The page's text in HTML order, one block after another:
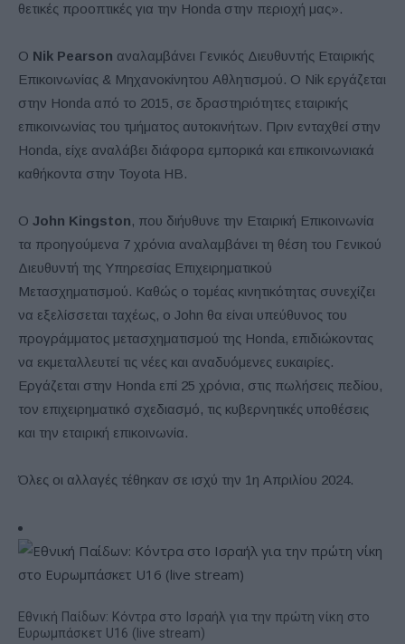
θετικές προοπτικές για την Honda στην περιοχή μας».
Ο Nik Pearson αναλαμβάνει Γενικός Διευθυντής Εταιρικής
Επικοινωνίας & Μηχανοκίνητου Αθλητισμού. Ο Nik εργάζεται
στην Honda από το 2015, σε δραστηριότητες εταιρικής
επικοινωνίας του τμήματος αυτοκινήτων. Πριν ενταχθεί στην
Honda, είχε αναλάβει διάφορα εμπορικά και επικοινωνιακά
καθήκοντα στην Toyota ΗΒ.
Ο John Kingston, που διήυθυνε την Εταιρική Επικοινωνία
τα προηγούμενα 7 χρόνια αναλαμβάνει τη θέση του Γενικού
Διευθυντή της Υπηρεσίας Επιχειρηματικού
Μετασχηματισμού. Καθώς ο τομέας κινητικότητας συνεχίζει
να εξελίσσεται ταχέως, ο John θα είναι υπεύθυνος του
προγράμματος μετασχηματισμού της Honda, επιδιώκοντας
να εκμεταλλευτεί τις νέες και αναδυόμενες ευκαιρίες.
Εργάζεται στην Honda επί 25 χρόνια, στις πωλήσεις πεδίου,
τον επιχειρηματικό σχεδιασμό, τις κυβερνητικές υποθέσεις
και την εταιρική επικοινωνία.
Όλες οι αλλαγές τέθηκαν σε ισχύ την 1η Απριλίου 2024.
Εθνική Παίδων: Κόντρα στο Ισραήλ για την πρώτη νίκη στο
Ευρωμπάσκετ U16 (live stream)